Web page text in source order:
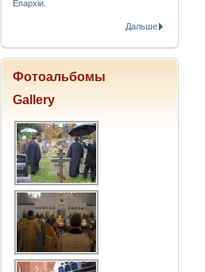
Епархіи.
Дальше
Фотоальбомы
Gallery